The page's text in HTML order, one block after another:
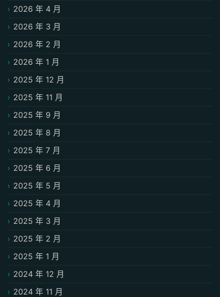
2026 年 4 月
2026 年 3 月
2026 年 2 月
2026 年 1 月
2025 年 12 月
2025 年 11 月
2025 年 9 月
2025 年 8 月
2025 年 7 月
2025 年 6 月
2025 年 5 月
2025 年 4 月
2025 年 3 月
2025 年 2 月
2025 年 1 月
2024 年 12 月
2024 年 11 月